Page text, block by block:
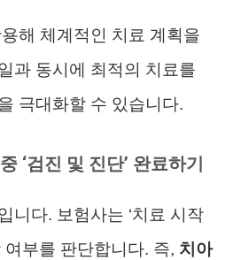
해 체계적인 치료 계획을
과 동시에 최적의 치료를
극대화할 수 있습니다.
‘검진 및 진단’ 완료하기
니다. 보험사는 ‘치료 시작
여부를 판단합니다. 즉, 치아